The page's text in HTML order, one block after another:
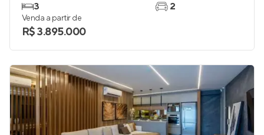
3
2
Venda a partir de
R$ 3.895.000